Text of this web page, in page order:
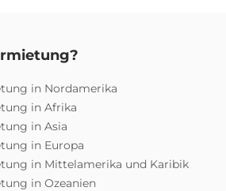
in Nordamerika
in Afrika
in Asia
in Europa
in Mittelamerika und Karibik
in Ozeanien